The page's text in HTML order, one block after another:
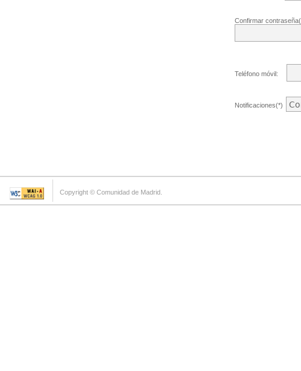
Confirmar
Teléfono móvil:
Notificaciones(*)
Copyright © Comunidad de Madrid.